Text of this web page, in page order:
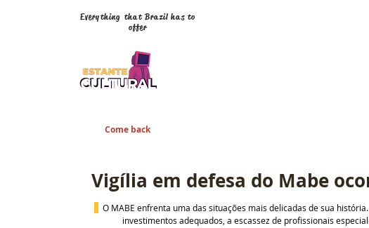
Everything that Brazil has to
offer
Come back
Vigília em defesa do Mabe
O MABE enfrenta uma das situações mais delicadas de sua
investimentos adequados, a escassez de profissionais